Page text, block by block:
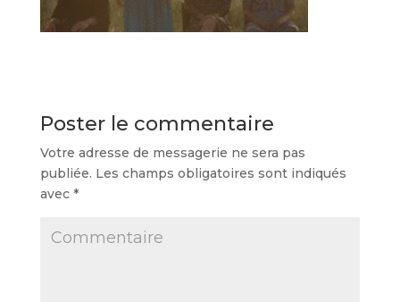
Poster le commentaire
Votre adresse de messagerie ne sera pas
publiée. Les champs obligatoires sont indiqués
avec *